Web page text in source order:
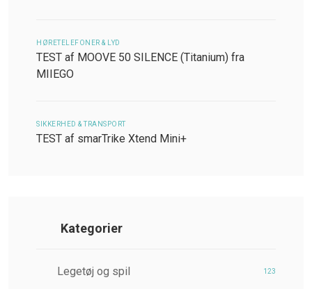
HØRETELEFONER & LYD
TEST af MOOVE 50 SILENCE (Titanium) fra
MIIEGO
SIKKERHED & TRANSPORT
TEST af smarTrike Xtend Mini+
Kategorier
Legetøj og spil 123